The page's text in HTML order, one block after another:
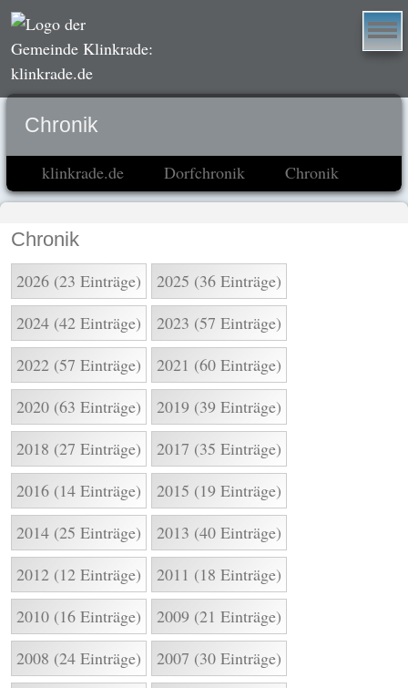
Chronik
klinkrade.de Dorfchronik Chronik
Chronik
2026 (23 Einträge)
2025 (36 Einträge)
2024 (42 Einträge)
2023 (57 Einträge)
2022 (57 Einträge)
2021 (60 Einträge)
2020 (63 Einträge)
2019 (39 Einträge)
2018 (27 Einträge)
2017 (35 Einträge)
2016 (14 Einträge)
2015 (19 Einträge)
2014 (25 Einträge)
2013 (40 Einträge)
2012 (12 Einträge)
2011 (18 Einträge)
2010 (16 Einträge)
2009 (21 Einträge)
2008 (24 Einträge)
2007 (30 Einträge)